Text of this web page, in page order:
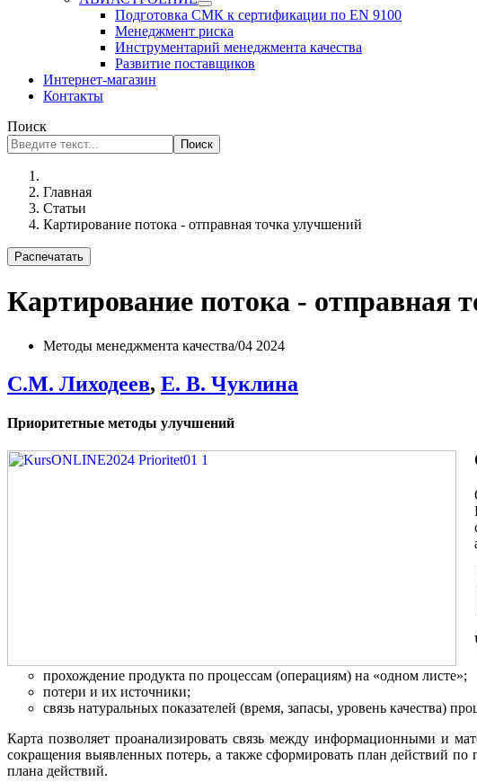
Подготовка СМК к сертификации по EN 9100
Менеджмент риска
Инструментарий менеджмента качества
Развитие поставщиков
Интернет-магазин
Контакты
Поиск
Поиск
Главная
Статьи
Картирование потока - отправная точка улучшений
Распечатать
Картирование потока - отправная
Методы менеджмента качества/04 2024
С.М. Лиходеев, Е. В. Чуклина
Приоритетные методы улучшений
прохождение продукта по процессам (операциям) на «одном листе»;
потери и их источники;
связь натуральных показателей (время, запасы, уровень качества)
Карта позволяет проанализировать связь между информационными и
сокращения выявленных потерь, а также сформировать план действий по
плана действий.